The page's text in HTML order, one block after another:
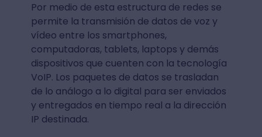
Por medio de esta estructura de redes se
permite la transmisión de datos de voz y
vídeo entre los smartphones,
computadoras, tablets, laptops y demás
dispositivos que cuenten con la tecnología
VoIP. Los paquetes de datos se trasladan
de lo análogo a lo digital para ser enviados
y entregados en tiempo real a la dirección
IP destinada.